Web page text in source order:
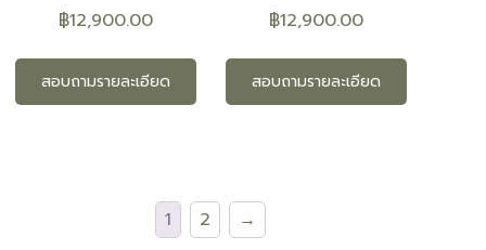
฿12,900.00
สอบถามรายละเอียด
฿12,900.00
สอบถามรายละเอียด
1 2 →